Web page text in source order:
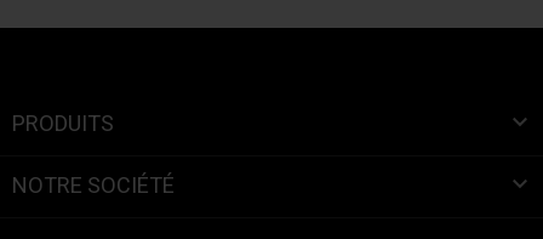
PRODUITS 
NOTRE SOCIÉTÉ 